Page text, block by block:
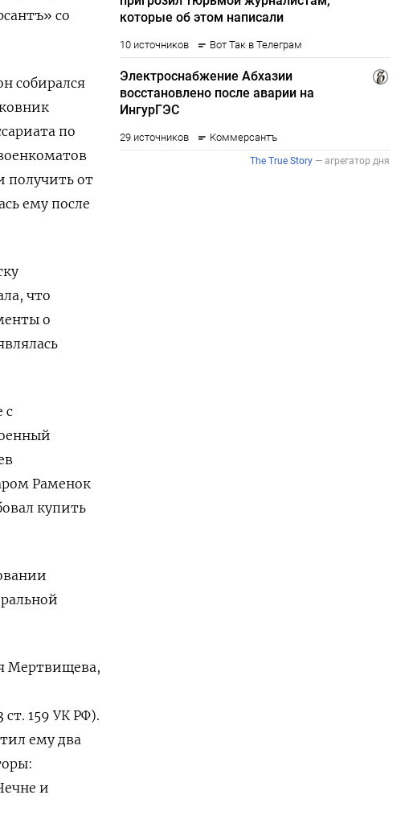
со
собирался
по
получить от
ему после
что
о
с
Раменок
купить
Мертвищева,
159 УК РФ).
ему два
и